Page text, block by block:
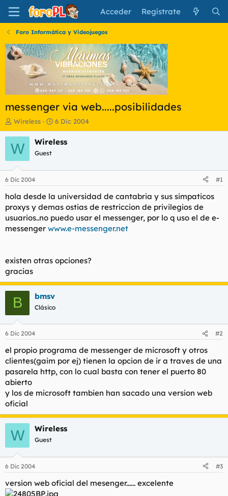
Acceder Regístrate
Foro Informática y Videojuegos
messenger via web.....posibilidades
I
n
i
c
a
d
o
r
e
l
t
a
Wireless
F
e
c
i
n
c
i
o
6 Dic 2004
W Wireless
Guest
6 Dic 2004 #1
hola desde la universidad de cantabria y sus simpaticos
proxys y demas ostias de restriccion de privilegios de
usuarios..no puedo usar el messenger, por lo q uso el de e-
messenger www.e-messenger.net
existen otras opciones?
gracias
B bmsv
Clásico
6 Dic 2004 #2
el propio programa de messenger de microsoft y otros
clientes(gaim por ej) tienen la opcion de ir a traves de una
pasarela http, con lo cual basta con tener el puerto 80
abierto
y los de microsoft tambien han sacado una version web
oficial
W Wireless
Guest
6 Dic 2004 #3
version web oficial del mesenger...... excelente